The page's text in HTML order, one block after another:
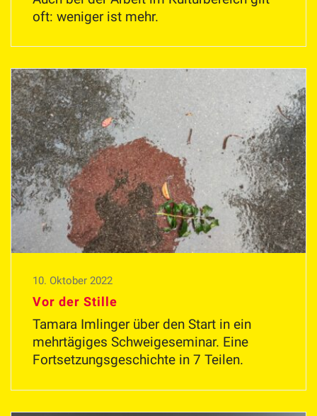
oft: weniger ist mehr.
10. Oktober 2022
Vor der Stille
Tamara Imlinger über den Start in ein
mehrtägiges Schweigeseminar. Eine
Fortsetzungsgeschichte in 7 Teilen.